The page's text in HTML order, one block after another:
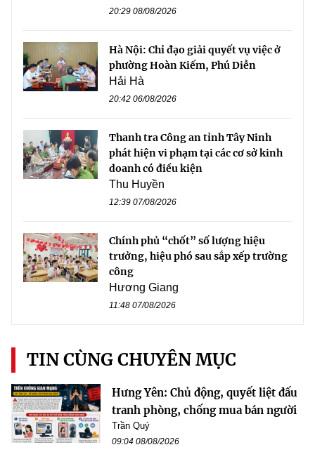
20:29 08/08/2026
Hà Nội: Chỉ đạo giải quyết vụ việc ở
phường Hoàn Kiếm, Phú Diễn
Hải Hà
20:42 06/08/2026
Thanh tra Công an tỉnh Tây Ninh
phát hiện vi phạm tại các cơ sở kinh
doanh có điều kiện
Thu Huyền
12:39 07/08/2026
Chính phủ “chốt” số lượng hiệu
trưởng, hiệu phó sau sắp xếp trường
công
Hương Giang
11:48 07/08/2026
TIN CÙNG CHUYÊN MỤC
Hưng Yên: Chủ động, quyết liệt đấu
tranh phòng, chống mua bán người
Trần Quý
09:04 08/08/2026